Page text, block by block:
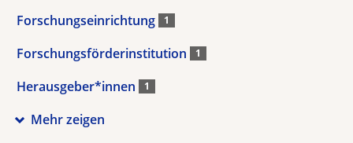
Forschungseinrichtung 1
Forschungsförderinstitution 1
Herausgeber*innen 1
Mehr zeigen